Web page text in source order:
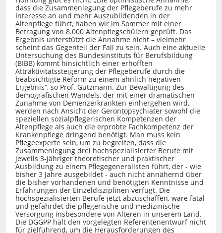
dass die Zusammenlegung der Pflegeberufe zu mehr
Interesse an und mehr Auszubildenden in der
Altenpflege führt, haben wir im Sommer mit einer
Befragung von 8.000 Altenpflegschülern geprüft. Das
Ergebnis unterstützt die Annahme nicht – vielmehr
scheint das Gegenteil der Fall zu sein. Auch eine aktuelle
Untersuchung des Bundesinstituts für Berufsbildung
(BIBB) kommt hinsichtlich einer erhofften
Attraktivitätssteigerung der Pflegeberufe durch die
beabsichtigte Reform zu einem ähnlich negativen
Ergebnis“, so Prof. Gutzmann. Zur Bewältigung des
demografischen Wandels, der mit einer dramatischen
Zunahme von Demenzerkrankten einhergehen wird,
werden nach Ansicht der Gerontopsychiater sowohl die
speziellen sozialpflegerischen Kompetenzen der
Altenpflege als auch die erprobte Fachkompetenz der
Krankenpflege dringend benötigt. Man muss kein
Pflegeexperte sein, um zu begreifen, dass die
Zusammenlegung drei hochspezialisierter Berufe mit
jeweils 3-jähriger theoretischer und praktischer
Ausbildung zu einem Pflegegeneralisten führt, der - wie
bisher 3 Jahre ausgebildet - auch nicht annähernd über
die bisher vorhandenen und benötigten Kenntnisse und
Erfahrungen der Einzeldisziplinen verfügt. Die
hochspezialisierten Berufe jetzt abzuschaffen, wäre fatal
und gefährdet die pflegerische und medizinische
Versorgung insbesondere von Älteren in unserem Land.
Die DGGPP hält den vorgelegten Referentenentwurf nicht
für zielführend, um die Herausforderungen des